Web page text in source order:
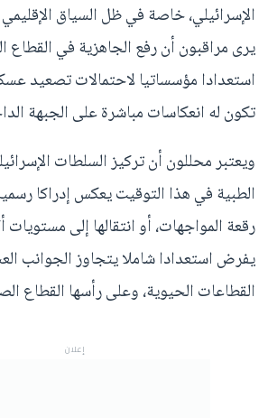
الإسرائيلي، خاصة في ظل السياق
يرى مراقبون أن رفع الجاهزية في
استعدادا مؤسساتيا لاحتمالات تصعيد
تكون له انعكاسات مباشرة على الجبهة
ويعتبر محللون أن تركيز السلطات
الطبية في هذا التوقيت يعكس إدراكا
رقعة المواجهات، أو انتقالها إلى مستويات
يفرض استعدادا شاملا يتجاوز الجوانب
القطاعات الحيوية، وعلى رأسها القطاع
إعلان